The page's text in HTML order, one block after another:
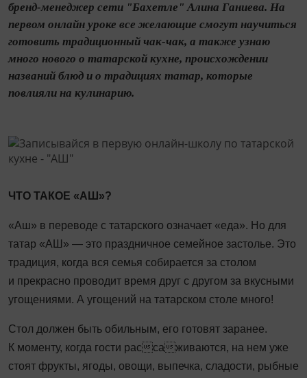
бренд-менеджер сети "Бахетле" Алина Ганиева. На
первом онлайн уроке все желающие смогут научиться
готовить традиционный чак-чак, а также узнаю
много нового о татарской кухне, происхождении
названий блюд и о традициях татар, которые
повлияли на кулинарию.
ЧТО ТАКОЕ «АШ»?
«Аш» в переводе с татарского означает «еда». Но для
татар «АШ» — это праздничное семейное застолье. Это
традиция, когда вся семья собирается за столом
и прекрасно проводит время друг с другом за вкусными
угощениями. А угощений на татарском столе много!
Стол должен быть обильным, его готовят заранее.
К моменту, когда гости рассаживаются, на нем уже
стоят фрукты, ягоды, овощи, выпечка, сладости, рыбные